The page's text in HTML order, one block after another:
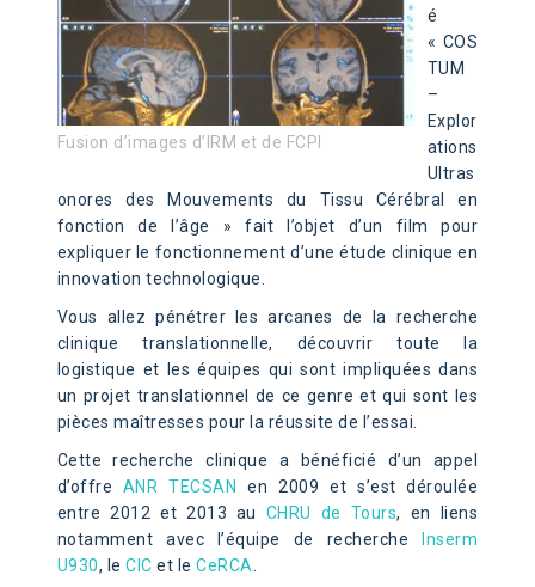
Fusion d’images d’IRM et de FCPI
é
« COS
TUM
–
Explor
ations
Ultras
onores des Mouvements du Tissu Cérébral en
fonction de l’âge » fait l’objet d’un film pour
expliquer le fonctionnement d’une étude clinique en
innovation technologique.
Vous allez pénétrer les arcanes de la recherche
clinique translationnelle, découvrir toute la
logistique et les équipes qui sont impliquées dans
un projet translationnel de ce genre et qui sont les
pièces maîtresses pour la réussite de l’essai.
Cette recherche clinique a bénéficié d’un appel
d’offre ANR TECSAN
en 2009 et s’est déroulée
entre 2012 et 2013 au CHRU de Tours, en liens
notamment avec l’équipe de recherche
Inserm
U930, leCIC et leCeRCA